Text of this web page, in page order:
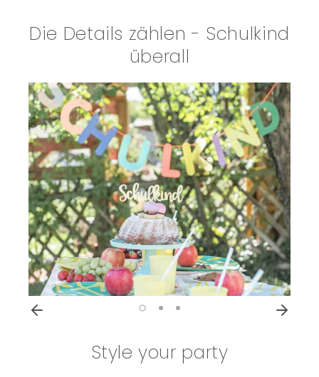
Die Details zählen - Schulkind
überall
Style your party